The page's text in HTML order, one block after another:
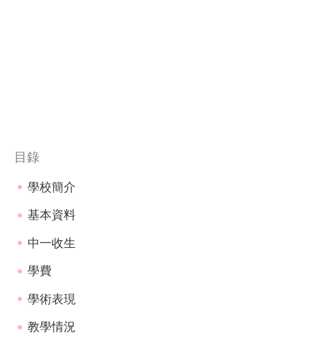
目錄
學校簡介
基本資料
中一收生
學費
學術表現
教學情況